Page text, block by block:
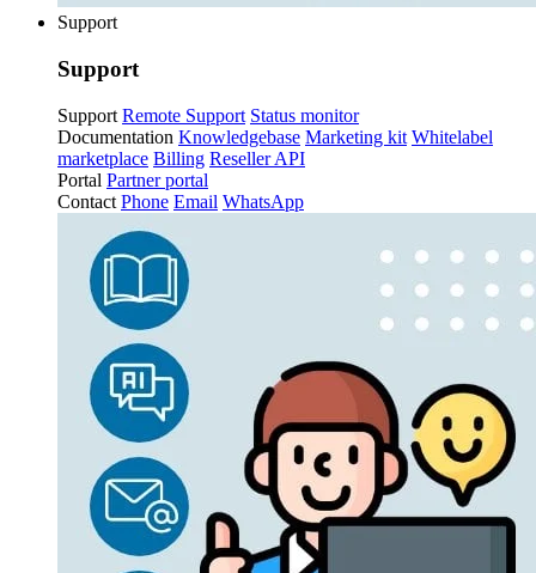
Support
Support
Support Remote Support Status monitor
Documentation Knowledgebase Marketing kit Whitelabel
marketplace Billing Reseller API
Portal Partner portal
Contact Phone Email WhatsApp